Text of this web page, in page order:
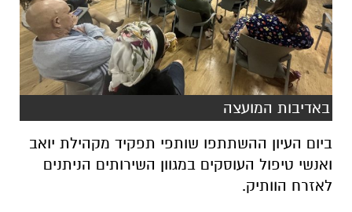
באדיבות המועצה
ביום העיון ההשתתפו שותפי תפקיד מקהילת יואב
ואנשי טיפול העוסקים במגוון השירותים הניתנים
לאזרח הוותיק.